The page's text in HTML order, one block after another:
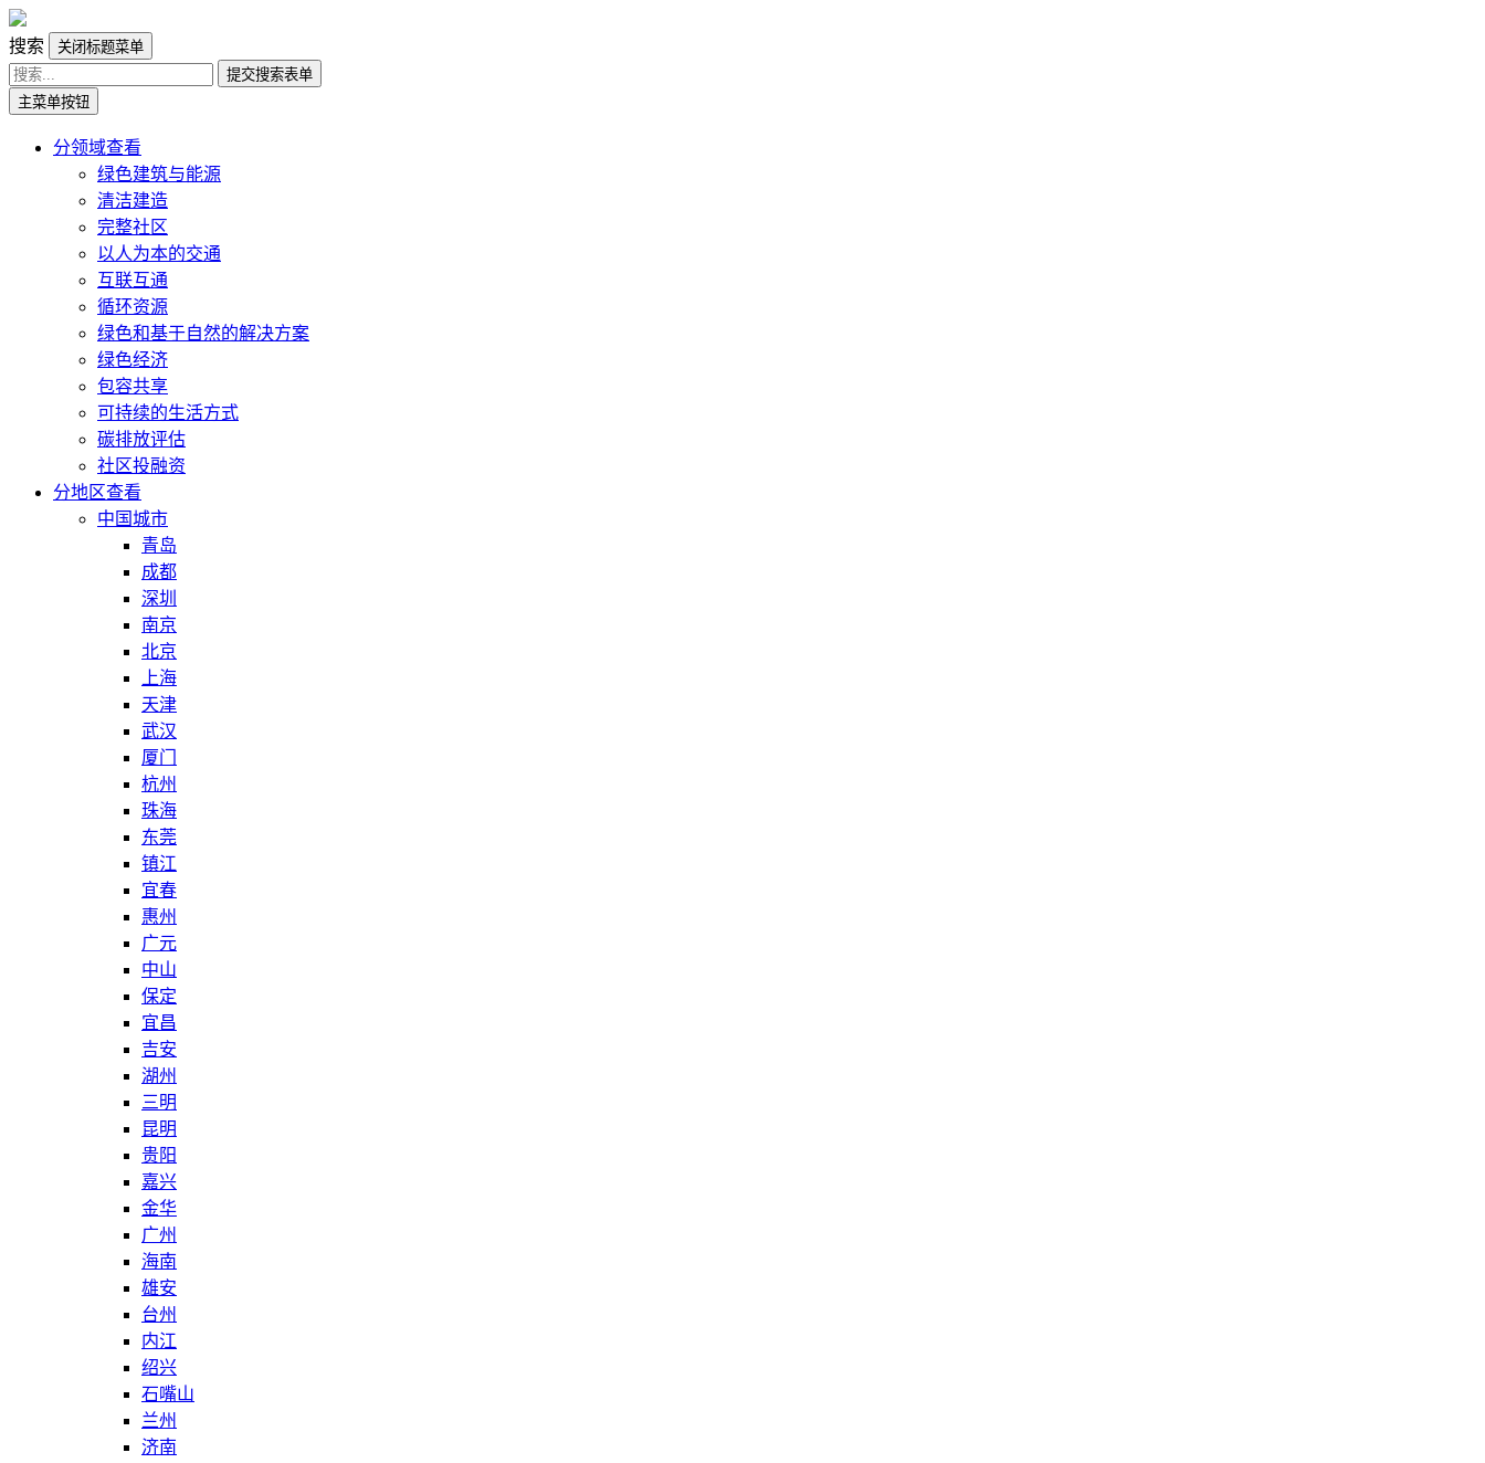
搜索
关闭标题菜单
提交搜索表单
主菜单按钮
分领域查看
绿色建筑与能源
清洁建造
完整社区
以人为本的交通
互联互通
循环资源
绿色和基于自然的解决方案
绿色经济
包容共享
可持续的生活方式
碳排放评估
社区投融资
分地区查看
中国城市
青岛
成都
深圳
南京
北京
上海
天津
武汉
厦门
杭州
珠海
东莞
镇江
宜春
惠州
广元
中山
保定
宜昌
吉安
湖州
三明
昆明
贵阳
嘉兴
金华
广州
海南
雄安
台州
内江
绍兴
石嘴山
兰州
济南